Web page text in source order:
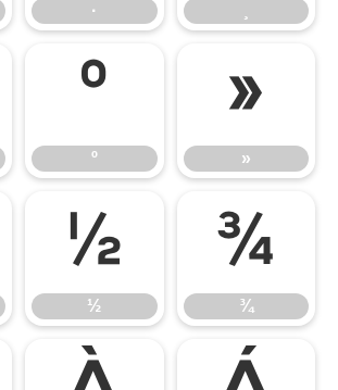
·
º
º
»
»
½
½
¾
¾